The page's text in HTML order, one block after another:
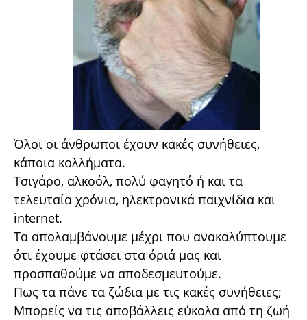
Όλοι οι άνθρωποι έχουν κακές συνήθειες,
κάποια κολλήματα.
Τσιγάρο, αλκοόλ, πολύ φαγητό ή και τα
τελευταία χρόνια, ηλεκτρονικά παιχνίδια και
internet.
Τα απολαμβάνουμε μέχρι που ανακαλύπτουμε
ότι έχουμε φτάσει στα όριά μας και
προσπαθούμε να αποδεσμευτούμε.
Πως τα πάνε τα ζώδια με τις κακές συνήθειες;
Μπορείς να τις αποβάλλεις εύκολα από τη ζωή